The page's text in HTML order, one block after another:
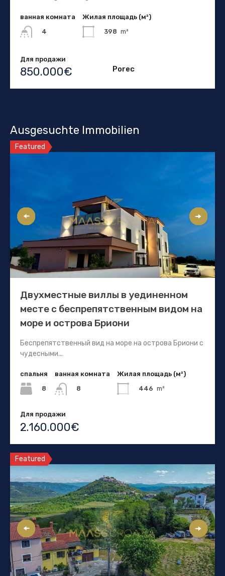
ванная комната
4
Жилая площадь (м²)
398 m²
Для продажи
850.000€ Porec
Ausgesuchte Immobilien
Featured
Двухместные виллы в уединенном
месте с беспрепятственным видом на
море и острова Бриони
Беспрепятственный вид на море на острова Бриони с
чудесными...
спальня
8
ванная комната
8
Жилая площадь (м²)
446 m²
Для продажи
2.160.000€
Featured